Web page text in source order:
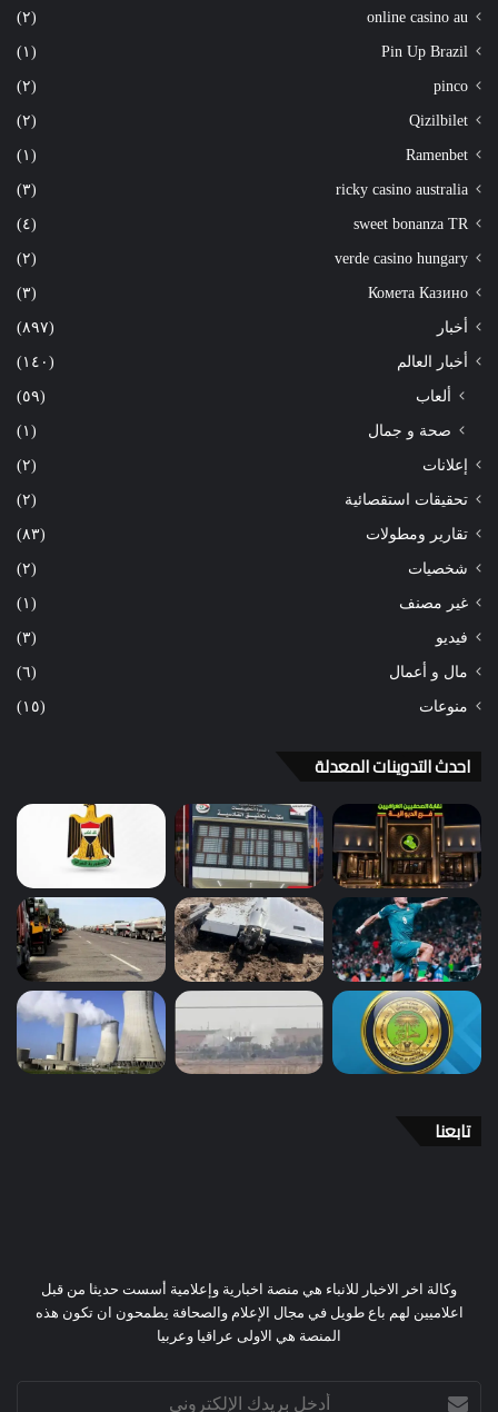
online casino au (٢)
Pin Up Brazil (١)
pinco (٢)
Qizilbilet (٢)
Ramenbet (١)
ricky casino australia (٣)
sweet bonanza TR (٤)
verde casino hungary (٢)
Комета Казино (٣)
أخبار (٨٩٧)
أخبار العالم (١٤٠)
ألعاب
(٥٩)
صحة و جمال
(١)
إعلانات (٢)
تحقيقات استقصائية (٢)
تقارير ومطولات (٨٣)
شخصيات (٢)
غير مصنف (١)
فيديو (٣)
مال و أعمال (٦)
منوعات (١٥)
احدث التدوينات المعدلة
تابعنا
وكالة اخر الاخبار للانباء هي منصة اخبارية وإعلامية أسست حديثا من قبل
اعلاميين لهم باع طويل في مجال الإعلام والصحافة يطمحون ان تكون هذه
المنصة هي الاولى عراقيا وعربيا